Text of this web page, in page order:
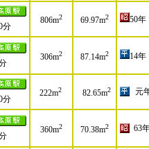
分
806m2 69.97m2 50年
306m2 87.14m2 14年
分
222m2 82.65m2 元
360m2 70.38m2 63